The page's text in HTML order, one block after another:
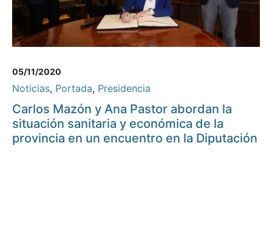
05/11/2020
Noticias, Portada, Presidencia
Carlos Mazón y Ana Pastor abordan la
situación sanitaria y económica de la
provincia en un encuentro en la Diputación